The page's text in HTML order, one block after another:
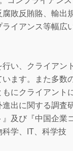
敗反賄賂、輸出
イアンス等幅広
い、クライアント
ます。また多数
にクライアント
出に関する調査
及び『中国企業
学、IT、科学技